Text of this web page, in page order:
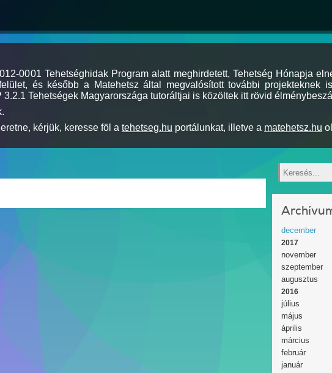
0001 Tehetséghidak Program alatt meghirdetett, Tehetség Hónapja
és később a Matehetsz által megvalósított további projekteknek
Tehetségek Magyarországa tutoráltjai is közöltek itt rövid
kérjük, keresse föl a tehetseg.hu portálunkat, illetve a matehetsz.hu
Keresés
december
2017
november
szeptember
augusztus
2016
július
május
április
március
február
január